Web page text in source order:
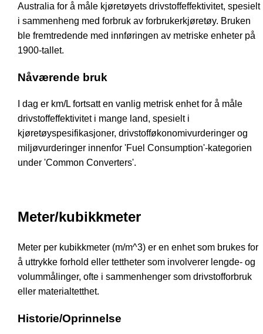
Australia for å måle kjøretøyets drivstoffeffektivitet, spesielt
i sammenheng med forbruk av forbrukerkjøretøy. Bruken
ble fremtredende med innføringen av metriske enheter på
1900-tallet.
Nåværende bruk
I dag er km/L fortsatt en vanlig metrisk enhet for å måle
drivstoffeffektivitet i mange land, spesielt i
kjøretøyspesifikasjoner, drivstofføkonomivurderinger og
miljøvurderinger innenfor 'Fuel Consumption'-kategorien
under 'Common Converters'.
Meter/kubikkmeter
Meter per kubikkmeter (m/m^3) er en enhet som brukes for
å uttrykke forhold eller tettheter som involverer lengde- og
volummålinger, ofte i sammenhenger som drivstofforbruk
eller materialtetthet.
Historie/Oprinnelse